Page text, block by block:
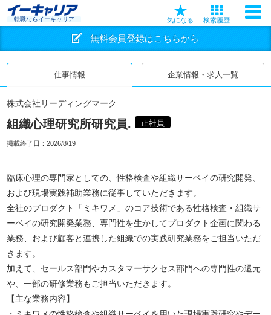
転職ならイーキャリア 気になる 検索履歴
無料会員登録はこちらから
仕事情報 企業情報・求人一覧
株式会社リーディングマーク
組織心理研究所研究員. 正社員
掲載終了日： 2026/8/19
臨床心理の専門家としての、性格検査や組織サーベイの研究開発、
および現場実践補助業務に従事していただきます。
全社のプロダクト「ミキワメ」のコア技術である性格検査・組織サ
ーベイの研究開発業務、専門性を生かしてプロダクト企画に関わる
業務、および顧客と連携した組織での実践研究業務をご担当いただ
きます。
加えて、セールス部門やカスタマーサクセス部門への専門性の還元
や、一部の研修業務もご担当いただきます。
【主な業務内容】